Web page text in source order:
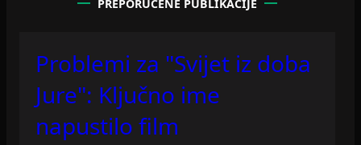
PREPORUČENE PUBLIKACIJE
Problemi za "Svijet iz doba
Jure": Ključno ime
napustilo film